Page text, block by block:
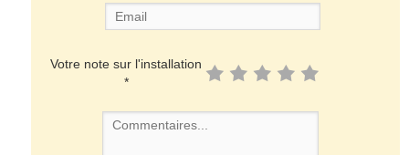
Votre note sur l'installation
*